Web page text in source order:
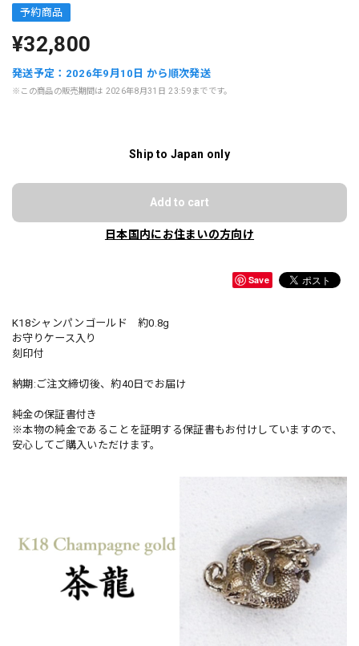
予約商品
¥32,800
発送予定：2026年9月10日 から順次発送
※この商品の販売期間は 2026年8月31日 23:59までです。
Ship to Japan only
Add to cart
日本国内にお住まいの方向け
Save
K18シャンパンゴールド 約0.8g
お守りケース入り
刻印付
納期:ご注文締切後、約40日でお届け
純金の保証書付き
※本物の純金であることを証明する保証書もお付けしていますので、
安心してご購入いただけます。